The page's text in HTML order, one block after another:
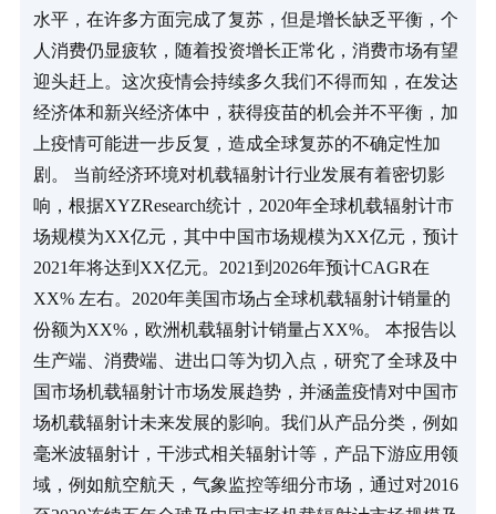
水平，在许多方面完成了复苏，但是增长缺乏平衡，个
人消费仍显疲软，随着投资增长正常化，消费市场有望
迎头赶上。这次疫情会持续多久我们不得而知，在发达
经济体和新兴经济体中，获得疫苗的机会并不平衡，加
上疫情可能进一步反复，造成全球复苏的不确定性加
剧。 当前经济环境对机载辐射计行业发展有着密切影
响，根据XYZResearch统计，2020年全球机载辐射计市
场规模为XX亿元，其中中国市场规模为XX亿元，预计
2021年将达到XX亿元。2021到2026年预计CAGR在
XX% 左右。2020年美国市场占全球机载辐射计销量的
份额为XX%，欧洲机载辐射计销量占XX%。 本报告以
生产端、消费端、进出口等为切入点，研究了全球及中
国市场机载辐射计市场发展趋势，并涵盖疫情对中国市
场机载辐射计未来发展的影响。我们从产品分类，例如
毫米波辐射计，干涉式相关辐射计等，产品下游应用领
域，例如航空航天，气象监控等细分市场，通过对2016